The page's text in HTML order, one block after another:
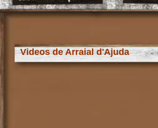
Videos de Arraial d'Ajuda